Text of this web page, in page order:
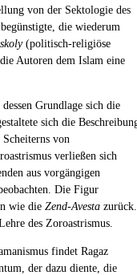
von der Sektologie des
die wiederum
(politisch-religiöse
Autoren dem Islam eine
Grundlage sich die
sich die
von
verließen sich
aus vorgängigen
Die Figur
wie die Zend-Avesta zurück.
des Zoroastrismus.
findet Ragaz
der dazu diente, die